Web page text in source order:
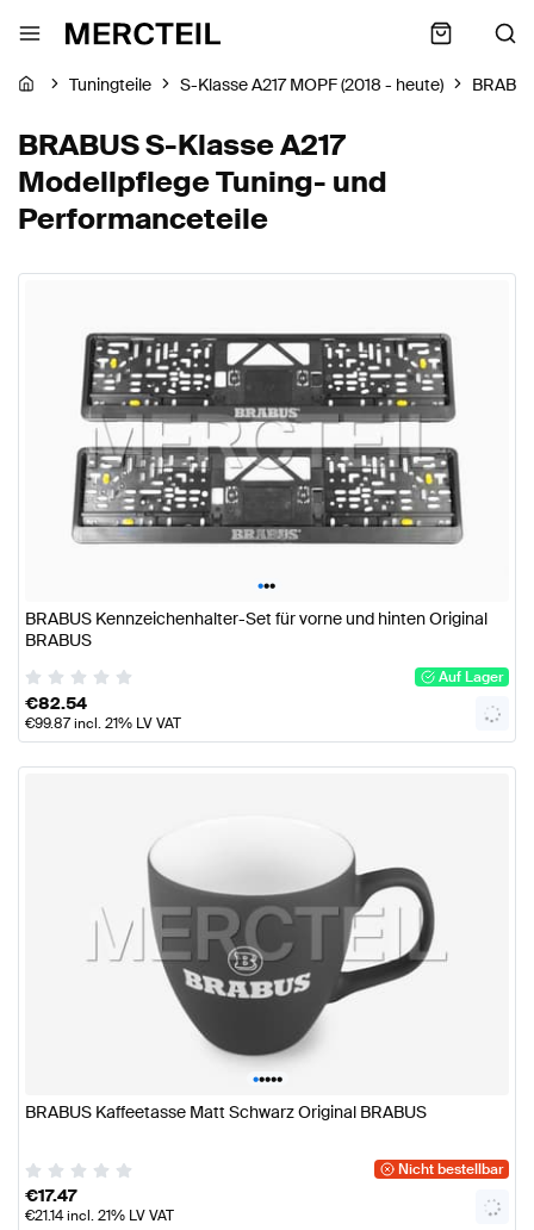
Tuningteile S-Klasse A217 MOPF (2018 - heute)
BRABUS S-Klasse A217
Modellpflege Tuning- und
Performanceteile
•••
BRABUS Kennzeichenhalter-Set für vorne und hinten Original
BRABUS
Auf Lager
€82.54
€99.87incl. 21% LV VAT
•••••
BRABUS Kaffeetasse Matt Schwarz Original BRABUS
Nicht bestellbar
€17.47
€21.14incl. 21% LV VAT